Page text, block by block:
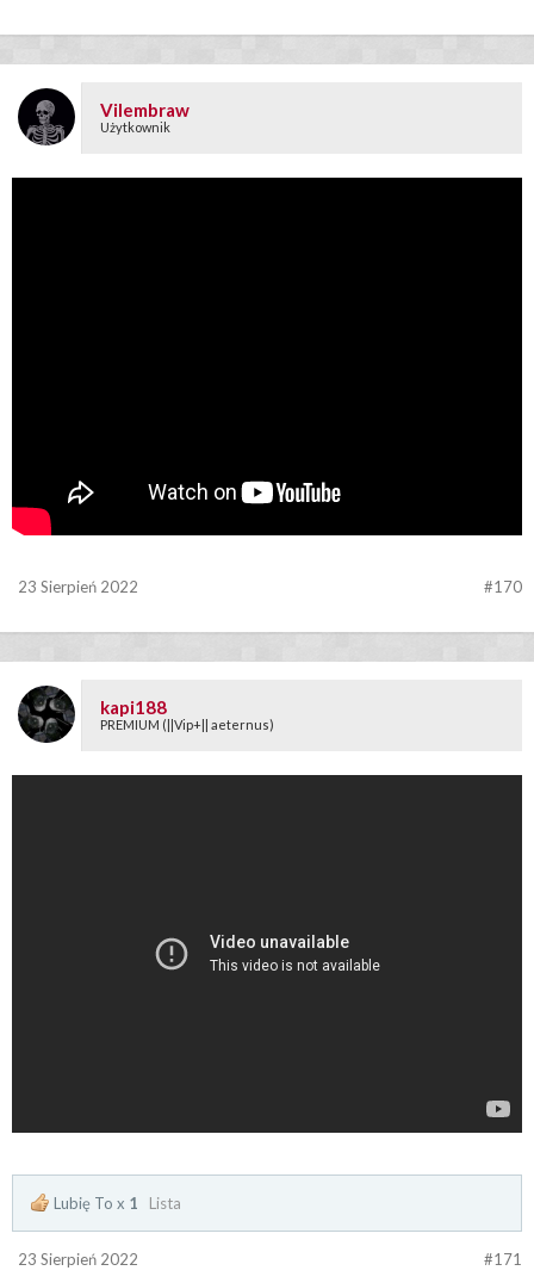
Vilembraw
Użytkownik
#170
23 Sierpień 2022
kapi188
PREMIUM (||Vip+|| aeternus)
Lubię To x 1 Lista
#171
23 Sierpień 2022